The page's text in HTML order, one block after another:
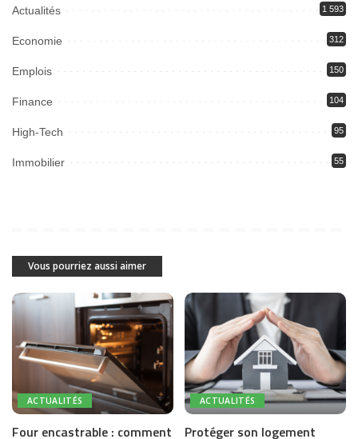
Actualités 1 593
Economie 312
Emplois 150
Finance 104
High-Tech 95
Immobilier 55
Vous pourriez aussi aimer
ACTUALITÉS
Four encastrable : comment
ACTUALITÉS
Protéger son logement